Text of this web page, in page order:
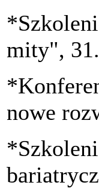
mity",
nowe